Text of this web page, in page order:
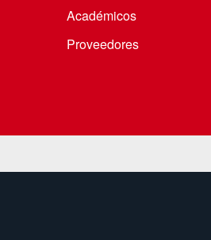
Académicos
Proveedores